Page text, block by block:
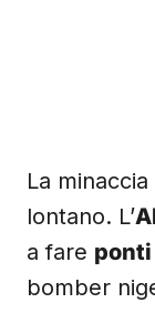
La
lontano. L’
a fare ponti
bomber